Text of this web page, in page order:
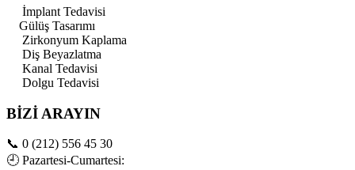
İmplant Tedavisi
Gülüş Tasarımı
Zirkonyum Kaplama
Diş Beyazlatma
Kanal Tedavisi
Dolgu Tedavisi
BİZİ ARAYIN
📞 0 (212) 556 45 30
🕘 Pazartesi-Cumartesi: